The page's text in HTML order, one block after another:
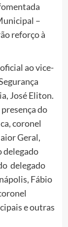
–
reforço à
ao vice-
José Eliton.
do
coronel
Geral,
delegado
delegado
Fábio
e outras